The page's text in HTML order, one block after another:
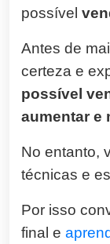
possível
Antes de
certeza e
possível
aumentar e
No entanto,
técnicas e
Por isso
final e